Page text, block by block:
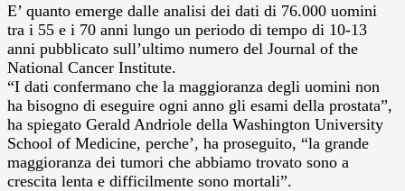
E’ quanto emerge dalle analisi dei dati di 76.000 uomini
tra i 55 e i 70 anni lungo un periodo di tempo di 10-13
anni pubblicato sull’ultimo numero del Journal of the
National Cancer Institute.
“I dati confermano che la maggioranza degli uomini non
ha bisogno di eseguire ogni anno gli esami della prostata”,
ha spiegato Gerald Andriole della Washington University
School of Medicine, perche’, ha proseguito, “la grande
maggioranza dei tumori che abbiamo trovato sono a
crescita lenta e difficilmente sono mortali”.